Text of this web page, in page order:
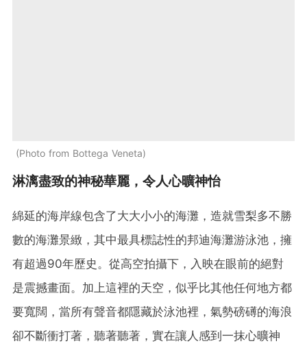
Photo from Bottega Veneta
淋漓盡致的神秘華麗，令人心曠神怡
綿延的海岸線包含了大大小小的海灘，造就雪梨多不勝
數的海灘景緻，其中最具標誌性的邦迪海灘游泳池，擁
有超過90年歷史。從高空拍攝下，入映在眼前的絕對
是震撼畫面。加上這裡的天空，似乎比其他任何地方都
要寬闊，當所有聲音都隱藏於泳池裡，氣勢磅礡的海浪
卻不斷衝打著，聽著聽著，實在讓人感到一抹心曠神